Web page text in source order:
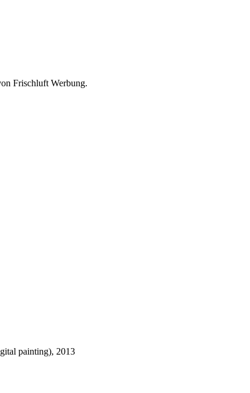
im Auftrag von Frischluft Werbung.
painting), 2013